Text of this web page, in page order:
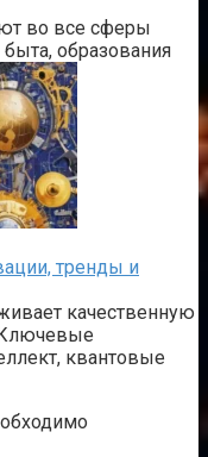
во все сферы
образования
тренды и
качественную
Ключевые
квантовые